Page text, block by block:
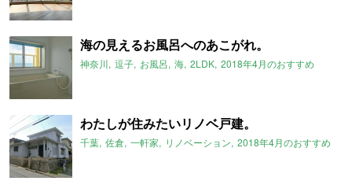
海の見えるお風呂へのあこがれ。
神奈川 逗子 お風呂 海 2LDK 2018年4月のおすすめ
わたしが住みたいリノベ戸建。
千葉 佐倉 一軒家 リノベーション 2018年4月のおすすめ